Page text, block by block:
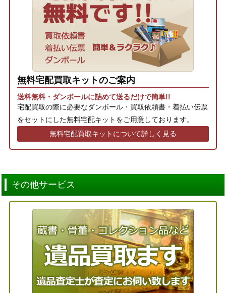
無料宅配買取キットのご案内
送料無料・ダンボールに詰めて送るだけで簡単!!
宅配買取の際に必要なダンボール・買取依頼書・着払い伝票
をセットにした無料宅配キットをご用意しております。
無料宅配買取キットについて詳しく見る
その他サービス